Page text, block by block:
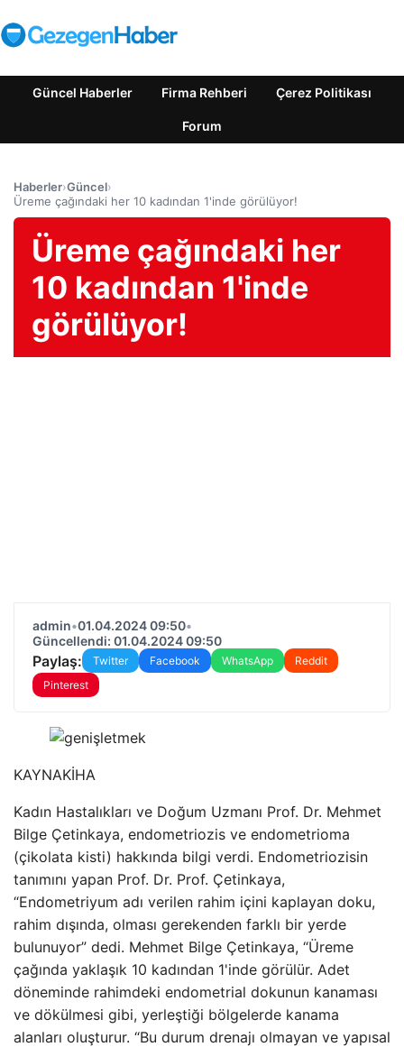
Güncel Haberler Firma Rehberi Çerez Politikası
Forum
Haberler›Güncel›
Üreme çağındaki her 10 kadından 1'inde görülüyor!
Üreme çağındaki her
10 kadından 1'inde
görülüyor!
admin•01.04.2024 09:50•
Güncellendi: 01.04.2024 09:50
Paylaş: Twitter Facebook WhatsApp
Reddit
Pinterest
KAYNAKİHA
Kadın Hastalıkları ve Doğum Uzmanı Prof. Dr. Mehmet
Bilge Çetinkaya, endometriozis ve endometrioma
(çikolata kisti) hakkında bilgi verdi. Endometriozisin
tanımını yapan Prof. Dr. Prof. Çetinkaya,
“Endometriyum adı verilen rahim içini kaplayan doku,
rahim dışında, olması gerekenden farklı bir yerde
bulunuyor” dedi. Mehmet Bilge Çetinkaya, “Üreme
çağında yaklaşık 10 kadından 1'inde görülür. Adet
döneminde rahimdeki endometrial dokunun kanaması
ve dökülmesi gibi, yerleştiği bölgelerde kanama
alanları oluşturur. “Bu durum drenajı olmayan ve yapısal